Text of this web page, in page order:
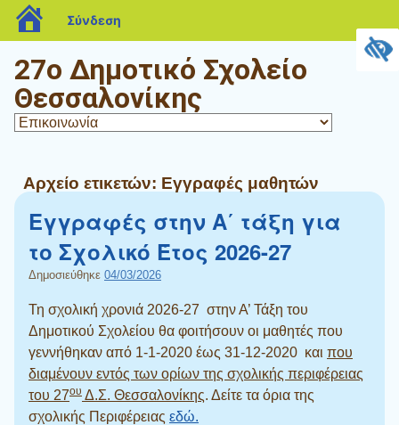
27ο Δημοτικό Σχολείο
Θεσσαλονίκης
Αρχείο ετικετών: Εγγραφές μαθητών
Εγγραφές στην Α΄ τάξη για
το Σχολικό Έτος 2026-27
Δημοσιεύθηκε 04/03/2026
Τη σχολική χρονιά 2026-27 στην Α’ Τάξη του
Δημοτικού Σχολείου θα φοιτήσουν οι μαθητές που
γεννήθηκαν από 1-1-2020 έως 31-12-2020 και που
διαμένουν εντός των ορίων της σχολικής περιφέρειας
του 27ου Δ.Σ. Θεσσαλονίκης. Δείτε τα όρια της
σχολικής Περιφέρειας εδώ.
blogs.sch.gr
Σύνδεση